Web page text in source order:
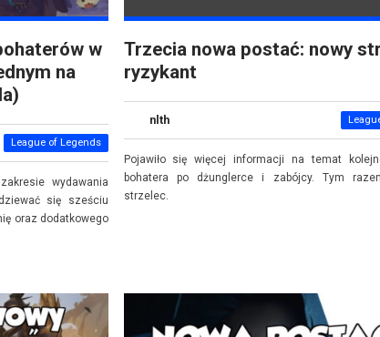
w
na
League of Legends
wydawania
się sześciu
oraz dodatkowego
Trzecia nowa postać: nowy
ryzykant
nlth
Pojawiło się więcej informacji na temat
bohatera po dżunglerce i zabójcy. Tym
strzelec.